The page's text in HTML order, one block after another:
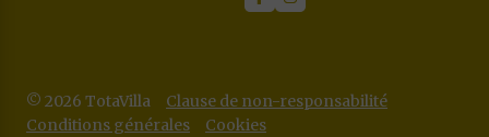
© 2026 TotaVilla
Clause de non-responsabilité
Conditions générales
Cookies